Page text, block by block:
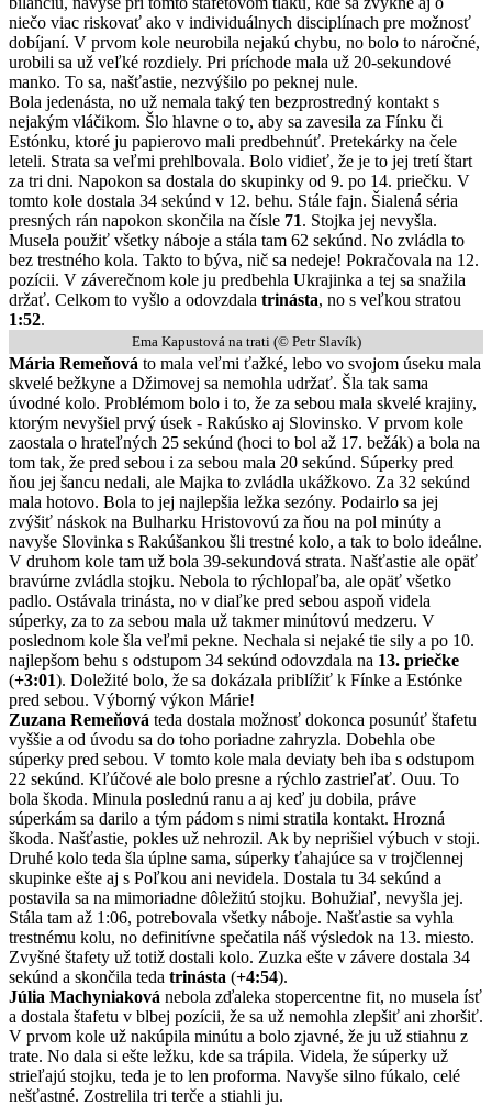
niečo viac riskovať ako v individuálnych disciplínach pre možnosť
dobíjaní. V prvom kole neurobila nejakú chybu, no bolo to náročné,
urobili sa už veľké rozdiely. Pri príchode mala už 20-sekundové
manko. To sa, našťastie, nezvýšilo po peknej nule.
Bola jedenásta, no už nemala taký ten bezprostredný kontakt s
nejakým vláčikom. Šlo hlavne o to, aby sa zavesila za Fínku či
Estónku, ktoré ju papierovo mali predbehnúť. Pretekárky na čele
leteli. Strata sa veľmi prehlbovala. Bolo vidieť, že je to jej tretí štart
za tri dni. Napokon sa dostala do skupinky od 9. po 14. priečku. V
tomto kole dostala 34 sekúnd v 12. behu. Stále fajn. Šialená séria
presných rán napokon skončila na čísle 71. Stojka jej nevyšla.
Musela použiť všetky náboje a stála tam 62 sekúnd. No zvládla to
bez trestného kola. Takto to býva, nič sa nedeje! Pokračovala na 12.
pozícii. V záverečnom kole ju predbehla Ukrajinka a tej sa snažila
držať. Celkom to vyšlo a odovzdala trinásta, no s veľkou stratou
1:52.
Ema Kapustová na trati (© Petr Slavík)
Mária Remeňová to mala veľmi ťažké, lebo vo svojom úseku mala
skvelé bežkyne a Džimovej sa nemohla udržať. Šla tak sama
úvodné kolo. Problémom bolo i to, že za sebou mala skvelé krajiny,
ktorým nevyšiel prvý úsek - Rakúsko aj Slovinsko. V prvom kole
zaostala o hrateľných 25 sekúnd (hoci to bol až 17. bežák) a bola na
tom tak, že pred sebou i za sebou mala 20 sekúnd. Súperky pred
ňou jej šancu nedali, ale Majka to zvládla ukážkovo. Za 32 sekúnd
mala hotovo. Bola to jej najlepšia ležka sezóny. Podairlo sa jej
zvýšiť náskok na Bulharku Hristovovú za ňou na pol minúty a
navyše Slovinka s Rakúšankou šli trestné kolo, a tak to bolo ideálne.
V druhom kole tam už bola 39-sekundová strata. Našťastie ale opäť
bravúrne zvládla stojku. Nebola to rýchlopaľba, ale opäť všetko
padlo. Ostávala trinásta, no v diaľke pred sebou aspoň videla
súperky, za to za sebou mala už takmer minútovú medzeru. V
poslednom kole šla veľmi pekne. Nechala si nejaké tie sily a po 10.
najlepšom behu s odstupom 34 sekúnd odovzdala na 13. priečke
(+3:01). Doležité bolo, že sa dokázala priblížiť k Fínke a Estónke
pred sebou. Výborný výkon Márie!
Zuzana Remeňová teda dostala možnosť dokonca posunúť štafetu
vyššie a od úvodu sa do toho poriadne zahryzla. Dobehla obe
súperky pred sebou. V tomto kole mala deviaty beh iba s odstupom
22 sekúnd. Kľúčové ale bolo presne a rýchlo zastrieľať. Ouu. To
bola škoda. Minula poslednú ranu a aj keď ju dobila, práve
súperkám sa darilo a tým pádom s nimi stratila kontakt. Hrozná
škoda. Našťastie, pokles už nehrozil. Ak by neprišiel výbuch v stoji.
Druhé kolo teda šla úplne sama, súperky ťahajúce sa v trojčlennej
skupinke ešte aj s Poľkou ani nevidela. Dostala tu 34 sekúnd a
postavila sa na mimoriadne dôležitú stojku. Bohužiaľ, nevyšla jej.
Stála tam až 1:06, potrebovala všetky náboje. Našťastie sa vyhla
trestnému kolu, no definitívne spečatila náš výsledok na 13. miesto.
Zvyšné štafety už totiž dostali kolo. Zuzka ešte v závere dostala 34
sekúnd a skončila teda trinásta (+4:54).
Júlia Machyniaková nebola zďaleka stopercentne fit, no musela ísť
a dostala štafetu v blbej pozícii, že sa už nemohla zlepšiť ani zhoršiť.
V prvom kole už nakúpila minútu a bolo zjavné, že ju už stiahnu z
trate. No dala si ešte ležku, kde sa trápila. Videla, že súperky už
strieľajú stojku, teda je to len proforma. Navyše silno fúkalo, celé
nešťastné. Zostrelila tri terče a stiahli ju.